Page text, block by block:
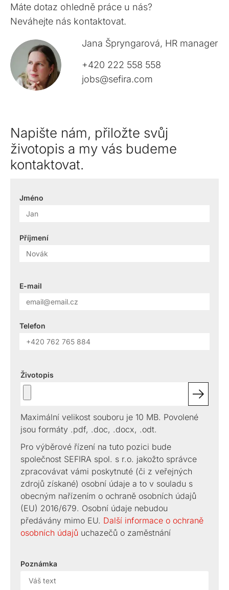
Máte dotaz ohledně práce u nás?
Neváhejte nás kontaktovat.
Jana Špryngarová, HR manager
+420 222 558 558
jobs@sefira.com
Napište nám, přiložte svůj
životopis a my vás budeme
kontaktovat.
Jméno
Příjmení
E-mail
Telefon
Životopis
Maximální velikost souboru je 10 MB. Povolené
jsou formáty .pdf, .doc, .docx, .odt.
Pro výběrové řízení na tuto pozici bude
společnost SEFIRA spol. s r.o. jakožto správce
zpracovávat vámi poskytnuté (či z veřejných
zdrojů získané) osobní údaje a to v souladu s
obecným nařízením o ochraně osobních údajů
(EU) 2016/679. Osobní údaje nebudou
předávány mimo EU. Další informace o ochraně
osobních údajů uchazečů o zaměstnání
Poznámka